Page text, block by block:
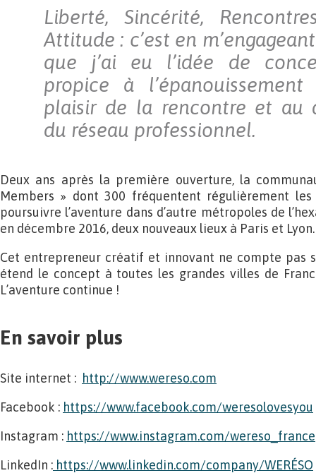
Liberté, Sincérité,
Attitude : c’est en
que j’ai eu l’idée de
propice à
plaisir de la rencontre et au
du réseau professionnel.
Deux ans après la première ouverture, la
Members » dont 300 fréquentent régulièrement
poursuivre l’aventure dans d’autre métropoles de
en décembre 2016, deux nouveaux lieux à Paris et Lyon.
Cet entrepreneur créatif et innovant ne compte pas
étend le concept à toutes les grandes villes de
L’aventure continue !
En savoir plus
Site internet : http://www.wereso.com
Facebook : https://www.facebook.com/weresolovesyou
Instagram : https://www.instagram.com/wereso_france
LinkedIn : https://www.linkedin.com/company/WERÉSO